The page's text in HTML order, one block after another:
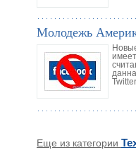
Молодежь
Еще из категории